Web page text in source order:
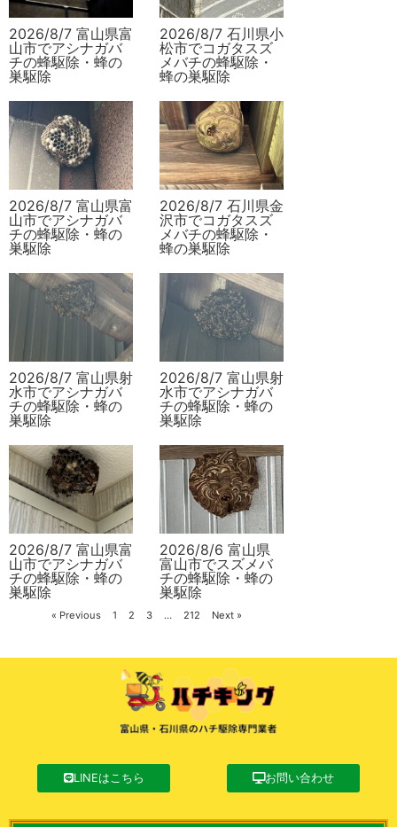
2026/8/7 富山県富
山市でアシナガバ
チの蜂駆除・蜂の
巣駆除
2026/8/7 石川県小
松市でコガタスズ
メバチの蜂駆除・
蜂の巣駆除
2026/8/7 富山県富
山市でアシナガバ
チの蜂駆除・蜂の
巣駆除
2026/8/7 石川県金
沢市でコガタスズ
メバチの蜂駆除・
蜂の巣駆除
2026/8/7 富山県射
水市でアシナガバ
チの蜂駆除・蜂の
巣駆除
2026/8/7 富山県射
水市でアシナガバ
チの蜂駆除・蜂の
巣駆除
2026/8/7 富山県富
山市でアシナガバ
チの蜂駆除・蜂の
巣駆除
2026/8/6 富山県
富山市でスズメバ
チの蜂駆除・蜂の
巣駆除
« Previous 1 2 3 … 212 Next »
LINEはこちら お問い合わせ